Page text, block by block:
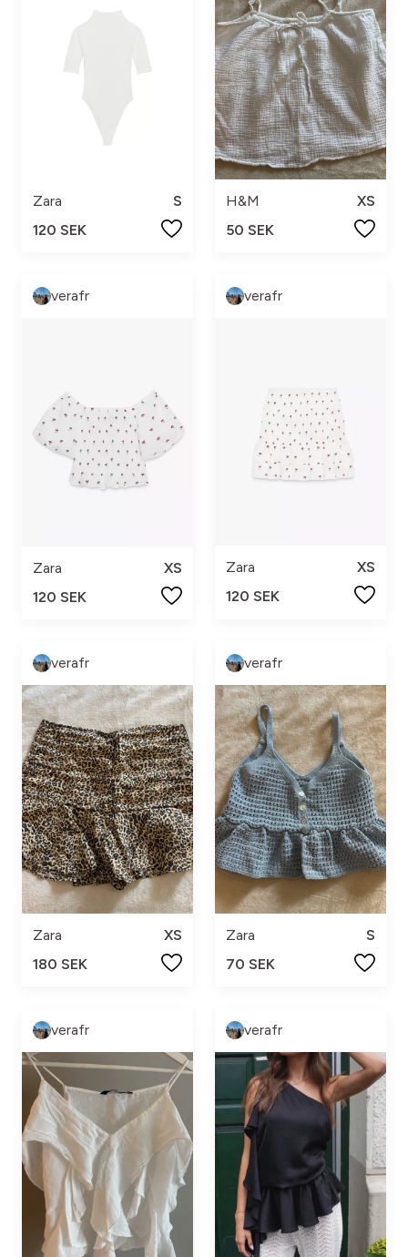
Zara
S
120 SEK
H&M
XS
50 SEK
verafr
Zara
XS
120 SEK
verafr
Zara
XS
120 SEK
verafr
Zara
XS
180 SEK
verafr
Zara
S
70 SEK
verafr verafr